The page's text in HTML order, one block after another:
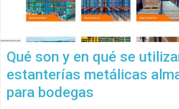
Qué son y en qué se
estanterías metálicas
para bodegas